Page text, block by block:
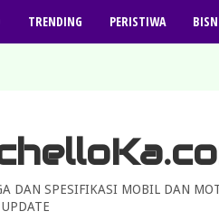
TRENDING PERISTIWA
DAN SPESIFIKASI MOBIL DAN